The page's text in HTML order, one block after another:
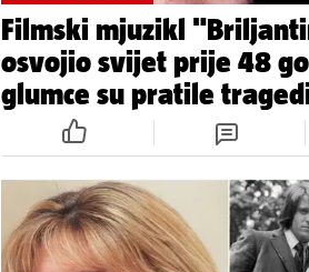
Filmski mjuzikl
osvojio svijet prije 48
glumce su pratile